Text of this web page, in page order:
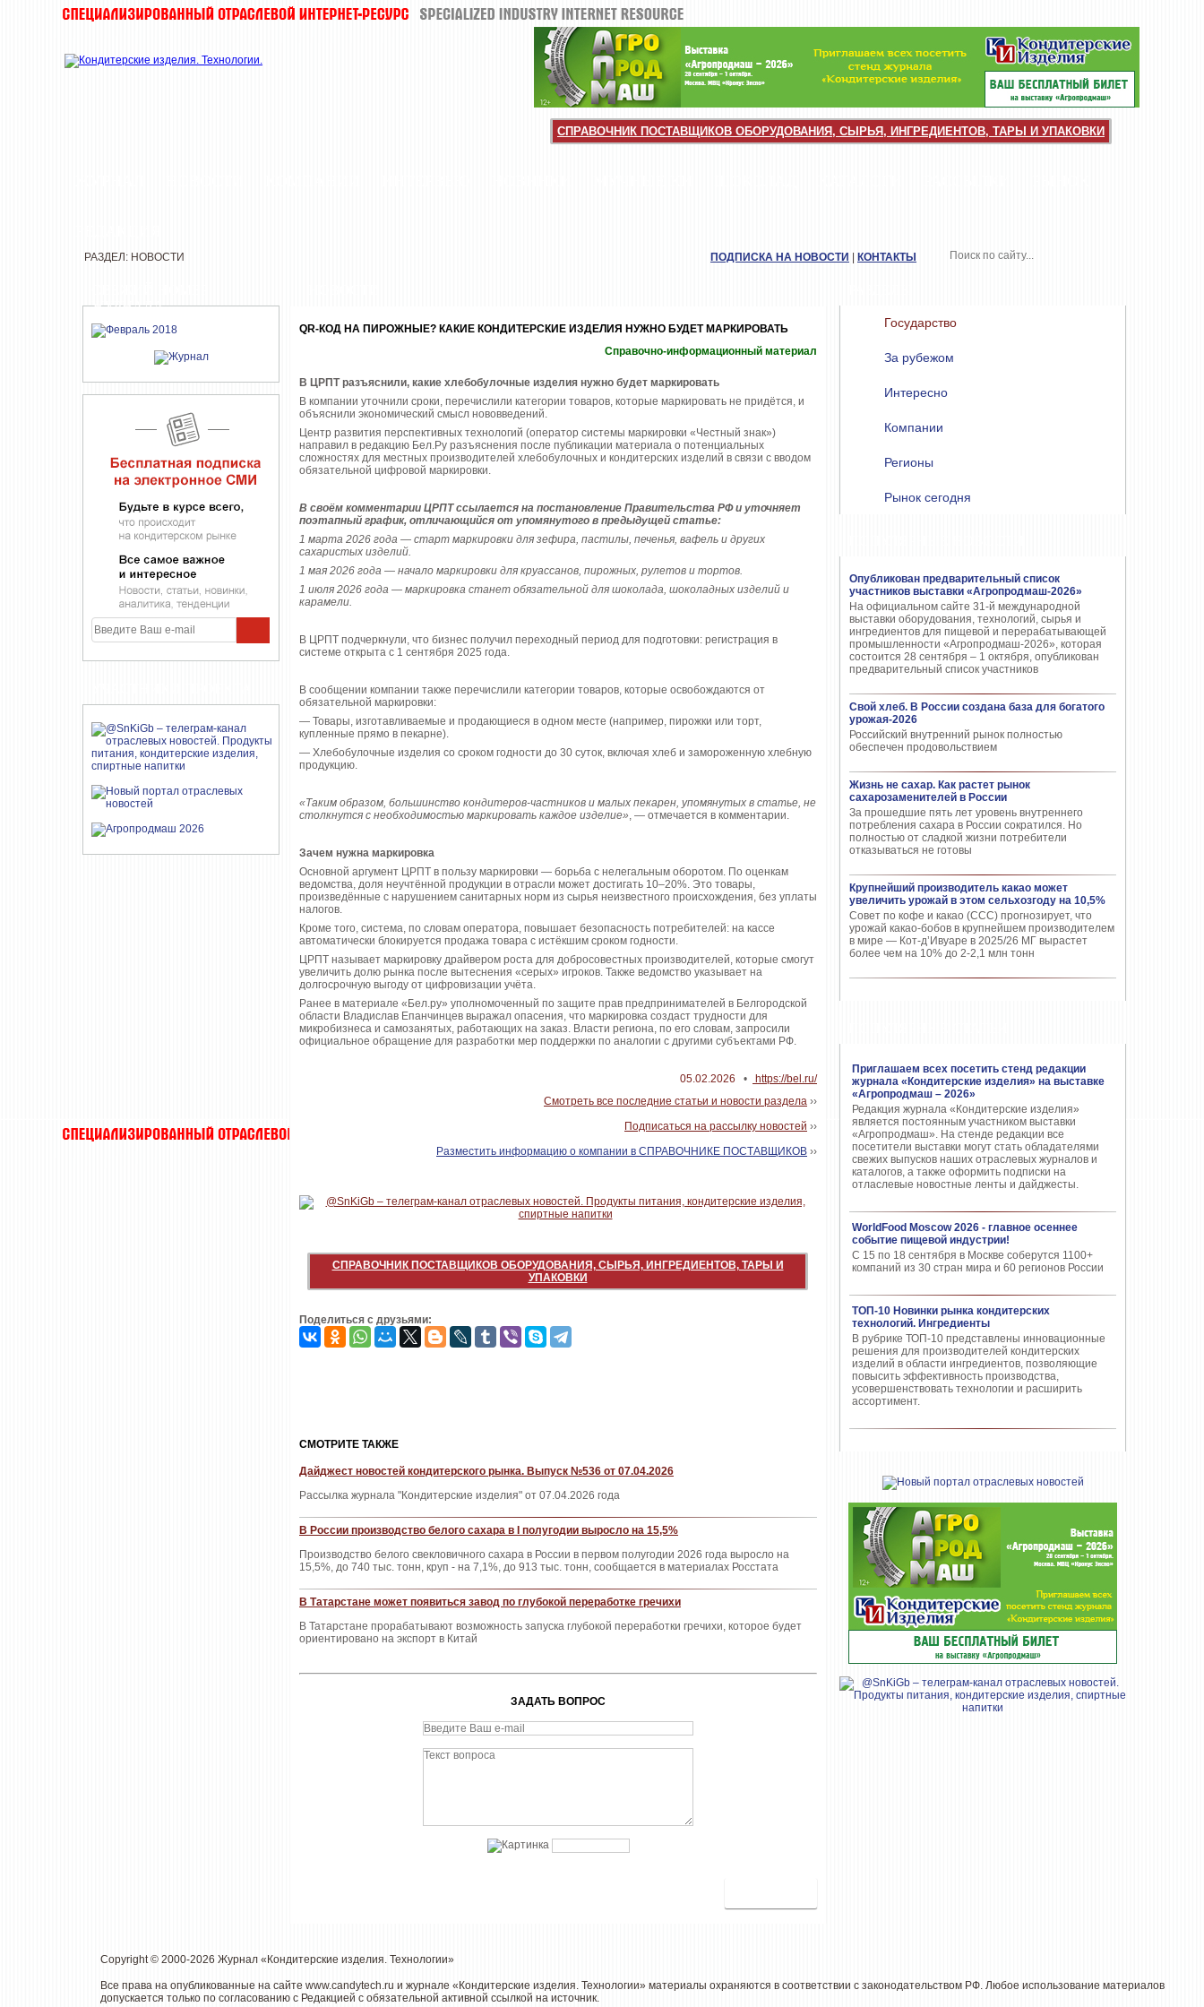
СПРАВОЧНИК ПОСТАВЩИКОВ ОБОРУДОВАНИЯ, СЫРЬЯ, ИНГРЕДИЕНТОВ, ТАРЫ И УПАКОВКИ
ЖУРНАЛА
Государство
За рубежом
Интересно
Компании
Регионы
Рынок сегодня
Опубликован предварительный список
участников выставки «Агропродмаш-2026»
На официальном сайте 31-й международной
выставки оборудования, технологий, сырья и
ингредиентов для пищевой и перерабатывающей
промышленности «Агропродмаш-2026», которая
состоится 28 сентября – 1 октября, опубликован
предварительный список участников
Свой хлеб. В России создана база для богатого
урожая-2026
Российский внутренний рынок полностью
обеспечен продовольствием
Жизнь не сахар. Как растет рынок
сахарозаменителей в России
За прошедшие пять лет уровень внутреннего
потребления сахара в России сократился. Но
полностью от сладкой жизни потребители
отказываться не готовы
Крупнейший производитель какао может
увеличить урожай в этом сельхозгоду на 10,5%
Совет по кофе и какао (CCC) прогнозирует, что
урожай какао-бобов в крупнейшем производителем
в мире — Кот-д’Ивуаре в 2025/26 МГ вырастет
более чем на 10% до 2-2,1 млн тонн
Приглашаем всех посетить стенд редакции
журнала «Кондитерские изделия» на выставке
«Агропродмаш – 2026»
Редакция журнала «Кондитерские изделия»
является постоянным участником выставки
«Агропродмаш». На стенде редакции все
посетители выставки могут стать обладателями
свежих выпусков наших отраслевых журналов и
каталогов, а также оформить подписки на
отласлевые новостные ленты и дайджесты.
WorldFood Moscow 2026 - главное осеннее
событие пищевой индустрии!
С 15 по 18 сентября в Москве соберутся 1100+
компаний из 30 стран мира и 60 регионов России
ТОП-10 Новинки рынка кондитерских
технологий. Ингредиенты
В рубрике ТОП-10 представлены инновационные
решения для производителей кондитерских
изделий в области ингредиентов, позволяющие
повысить эффективность производства,
усовершенствовать технологии и расширить
ассортимент.
РАЗДЕЛ: НОВОСТИ ПОДПИСКА НА НОВОСТИ КОНТАКТЫ
QR-КОД НА ПИРОЖНЫЕ? КАКИЕ КОНДИТЕРСКИЕ ИЗДЕЛИЯ НУЖНО БУДЕТ МАРКИРОВАТЬ
Справочно-информационный материал
В ЦРПТ разъяснили, какие хлебобулочные изделия нужно будет маркировать
В компании уточнили сроки, перечислили категории товаров, которые маркировать не придётся, и
объяснили экономический смысл нововведений.
Центр развития перспективных технологий (оператор системы маркировки «Честный знак»)
направил в редакцию Бел.Ру разъяснения после публикации материала о потенциальных
сложностях для местных производителей хлебобулочных и кондитерских изделий в связи с вводом
обязательной цифровой маркировки.
В своём комментарии ЦРПТ ссылается на постановление Правительства РФ и уточняет
поэтапный график, отличающийся от упомянутого в предыдущей статье:
1 марта 2026 года — старт маркировки для зефира, пастилы, печенья, вафель и других
сахаристых изделий.
1 мая 2026 года — начало маркировки для круассанов, пирожных, рулетов и тортов.
1 июля 2026 года — маркировка станет обязательной для шоколада, шоколадных изделий и
карамели.
В ЦРПТ подчеркнули, что бизнес получил переходный период для подготовки: регистрация в
системе открыта с 1 сентября 2025 года.
В сообщении компании также перечислили категории товаров, которые освобождаются от
обязательной маркировки:
— Товары, изготавливаемые и продающиеся в одном месте (например, пирожки или торт,
купленные прямо в пекарне).
— Хлебобулочные изделия со сроком годности до 30 суток, включая хлеб и замороженную хлебную
продукцию.
«Таким образом, большинство кондитеров-частников и малых пекарен, упомянутых в статье, не
столкнутся с необходимостью маркировать каждое изделие», — отмечается в комментарии.
Зачем нужна маркировка
Основной аргумент ЦРПТ в пользу маркировки — борьба с нелегальным оборотом. По оценкам
ведомства, доля неучтённой продукции в отрасли может достигать 10–20%. Это товары,
произведённые с нарушением санитарных норм из сырья неизвестного происхождения, без уплаты
налогов.
Кроме того, система, по словам оператора, повышает безопасность потребителей: на кассе
автоматически блокируется продажа товара с истёкшим сроком годности.
ЦРПТ называет маркировку драйвером роста для добросовестных производителей, которые смогут
увеличить долю рынка после вытеснения «серых» игроков. Также ведомство указывает на
долгосрочную выгоду от цифровизации учёта.
Ранее в материале «Бел.ру» уполномоченный по защите прав предпринимателей в Белгородской
области Владислав Епанчинцев выражал опасения, что маркировка создаст трудности для
микробизнеса и самозанятых, работающих на заказ. Власти региона, по его словам, запросили
официальное обращение для разработки мер поддержки по аналогии с другими субъектами РФ.
05.02.2026 •
https://bel.ru/
Смотреть все последние статьи и новости раздела ››
Подписаться на рассылку новостей ››
Разместить информацию о компании в СПРАВОЧНИКЕ ПОСТАВЩИКОВ ››
СПРАВОЧНИК ПОСТАВЩИКОВ ОБОРУДОВАНИЯ, СЫРЬЯ, ИНГРЕДИЕНТОВ, ТАРЫ И
УПАКОВКИ
Поделиться с друзьями:
CМОТРИТЕ ТАКЖЕ
Дайджест новостей кондитерского рынка. Выпуск №536 от 07.04.2026
Рассылка журнала "Кондитерские изделия" от 07.04.2026 года
В России производство белого сахара в I полугодии выросло на 15,5%
Производство белого свекловичного сахара в России в первом полугодии 2026 года выросло на
15,5%, до 740 тыс. тонн, круп - на 7,1%, до 913 тыс. тонн, сообщается в материалах Росстата
В Татарстане может появиться завод по глубокой переработке гречихи
В Татарстане прорабатывают возможность запуска глубокой переработки гречихи, которое будет
ориентировано на экспорт в Китай
ЗАДАТЬ ВОПРОС
Copyright © 2000-2026 Журнал «Кондитерские изделия. Технологии»
Все права на опубликованные на сайте www.candytech.ru и журнале «Кондитерские изделия. Технологии» материалы охраняются в соответствии с законодательством РФ. Любое использование материалов
допускается только по согласованию с Редакцией с обязательной активной ссылкой на источник.